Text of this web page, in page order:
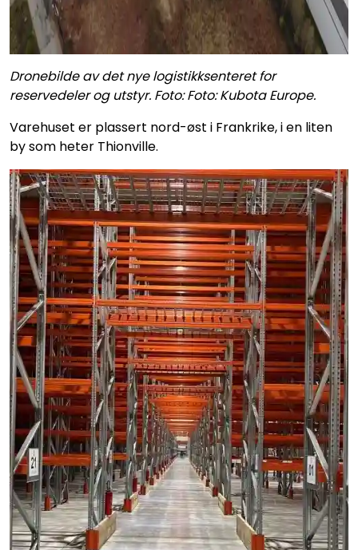
Dronebilde av det nye logistikksenteret for
reservedeler og utstyr. Foto: Foto: Kubota Europe.
Varehuset er plassert nord-øst i Frankrike, i en liten
by som heter Thionville.